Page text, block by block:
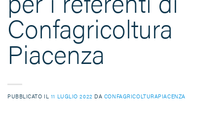
Confagricoltura
Piacenza
PUBBLICATO IL 11 LUGLIO 2022 DA CONFAGRICOLTURAPIACENZA